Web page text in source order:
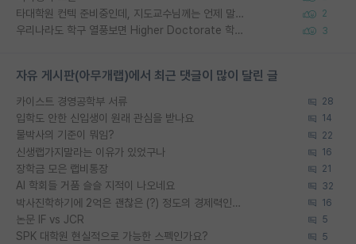
타대학원 컨텍 준비중인데, 지도교수님께는 언제 말씀드려야 할까요? 2
우리나라도 학구 열풍보면 Higher Doctorate 학위가 필요하다고 봅니다. 3
자유 게시판(아무개랩)에서 최근 댓글이 많이 달린 글
카이스트 경영공학부 서류 28
입학도 안한 신입생이 원래 관심을 받나요 14
물박사의 기준이 뭐임? 22
신생랩가지말라는 이유가 있었구나 16
장학금 모은 랩비통장 21
AI 학회들 거품 슬슬 지적이 나오네요 32
박사진학하기에 2억은 괜찮은 (?) 정도의 경제력인가요 16
논문 IF vs JCR 5
SPK 대학원 현실적으로 가능한 스펙인가요? 5